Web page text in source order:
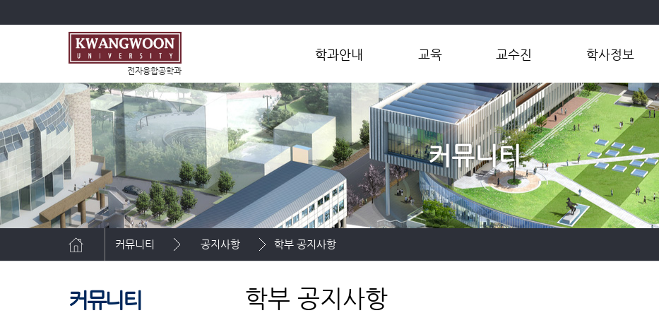
전자융합공학과
학과안내
학과소개
학과장인사말
연혁
오시는길
교육
학부
대학원
교수진
교수
연구실
학사정보
학부
연계전공
마이크로전공
공학인증제
대학원
커뮤니티
커뮤니티 공지사항 학부 공지사항
커뮤니티 학부 공지사항